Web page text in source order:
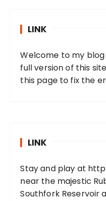
LINK
Welcome to my blog
full version of this
this page to fix the
LINK
Stay and play at
near the majestic
Southfork Reservoir